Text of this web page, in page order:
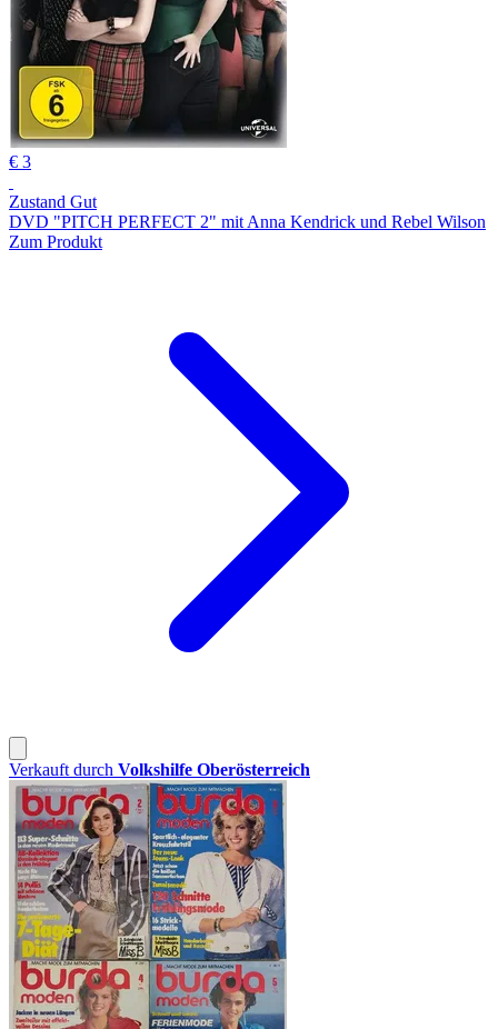
€ 3
Zustand Gut
DVD "PITCH PERFECT 2" mit Anna Kendrick und Rebel Wilson
Zum Produkt
Verkauft durch Volkshilfe Oberösterreich